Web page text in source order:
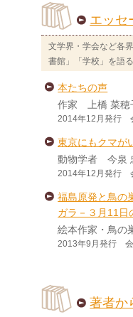
エッセ
文学界・学会など各
書館」「学校」を語
本たちの声
作家 上橋 菜穂
2014年12月発行
東京にもクマが
動物学者 今泉
2014年12月発行
福島原発と鳥
ガラ－３月11日
絵本作家・鳥
2013年9月発行
著者か